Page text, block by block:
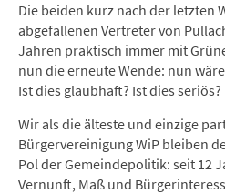
Die beiden kurz nach der letzten
abgefallenen Vertreter von
Jahren praktisch immer mit
nun die erneute Wende: nun
Ist dies glaubhaft? Ist dies seriös?
Wir als die älteste und einzige
Bürgervereinigung WiP bleiben
Pol der Gemeindepolitik: seit 12
Vernunft, Maß und